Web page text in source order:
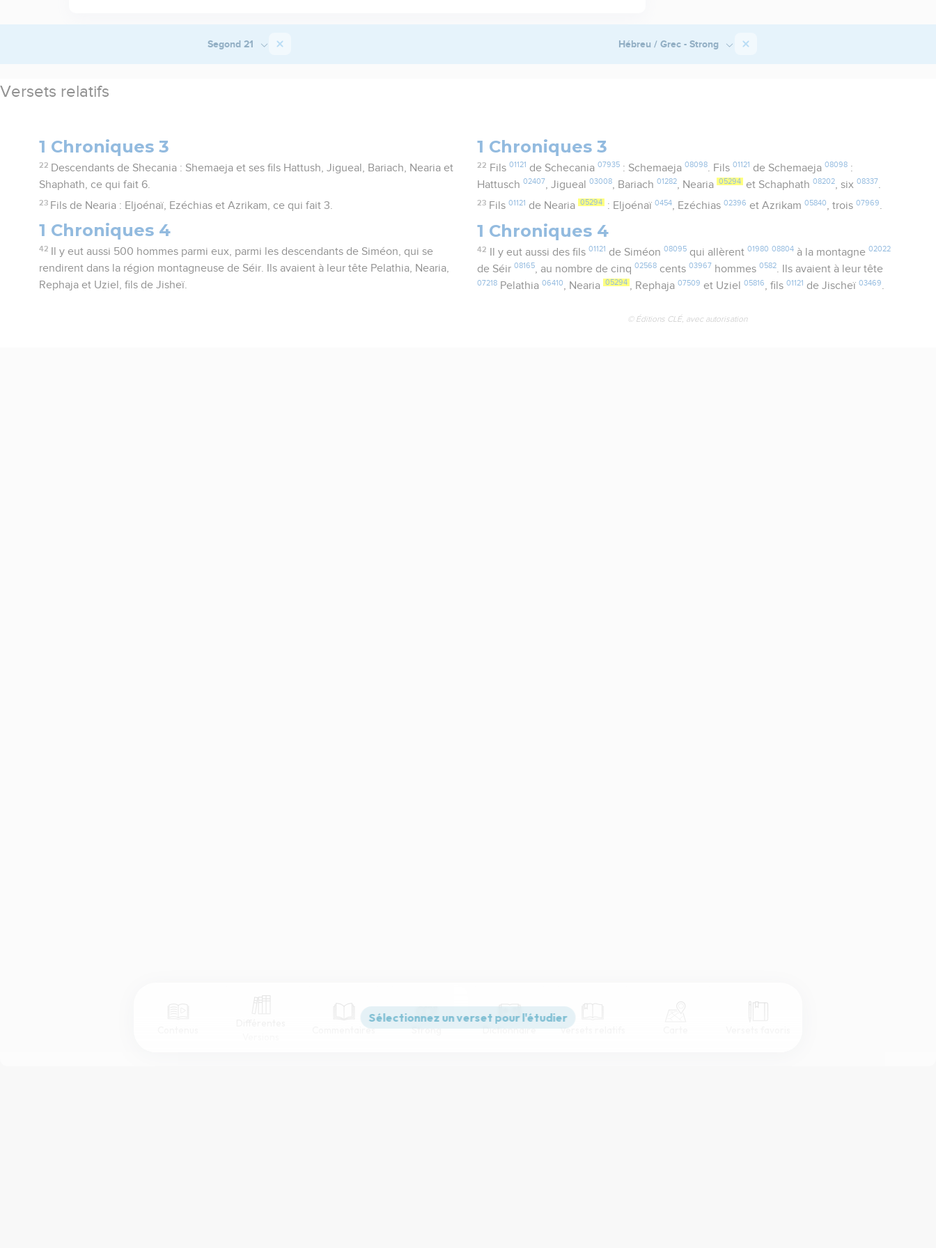
Commentaires Strong Dictionnaire Versets relatifs
Segond 21 Hébreu / Grec - Strong
Versets relatifs
1 Chroniques 3
22 Descendants de Shecania : Shemaeja et ses fils Hattush, Jigueal, Bariach, Nearia et
Shaphath, ce qui fait 6.
23 Fils de Nearia : Eljoénaï, Ezéchias et Azrikam, ce qui fait 3.
1 Chroniques 4
42
Il y eut aussi 500 hommes parmi eux, parmi les descendants de Siméon, qui se
rendirent dans la région montagneuse de Séir. Ils avaient à leur tête Pelathia, Nearia,
Rephaja et Uziel, fils de Jisheï.
1 Chroniques 3
22 Fils 01121 de Schecania 07935: Schemaeja 08098. Fils 01121 de Schemaeja 08098:
Hattusch02407, Jigueal03008, Bariach01282, Nearia 05294 et Schaphath08202, six08337.
23 Fils 01121 de Nearia 05294 : Eljoénaï 0454, Ezéchias 02396 et Azrikam 05840, trois 07969.
1 Chroniques 4
42 Il y eut aussi des fils 01121 de Siméon 08095qui allèrent 01980 08804à la montagne 02022
de Séir08165, au nombre de cinq02568 cents03967 hommes0582. Ils avaient à leur tête
07218 Pelathia06410, Nearia 05294 , Rephaja07509 et Uziel05816, fils01121 de Jischeï03469.
© Éditions CLÉ, avec autorisation